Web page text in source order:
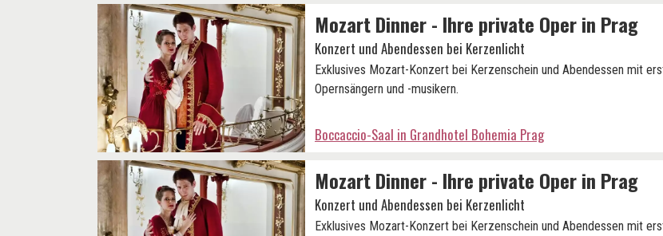
Mozart Dinner - Ihre private Oper in Prag
Konzert und Abendessen bei Kerzenlicht
Exklusives Mozart-Konzert bei Kerzenschein und Abendessen mit
Opernsängern und -musikern.
Boccaccio-Saal in Grandhotel Bohemia Prag
Mozart Dinner - Ihre private Oper in Prag
Konzert und Abendessen bei Kerzenlicht
Exklusives Mozart-Konzert bei Kerzenschein und Abendessen mit